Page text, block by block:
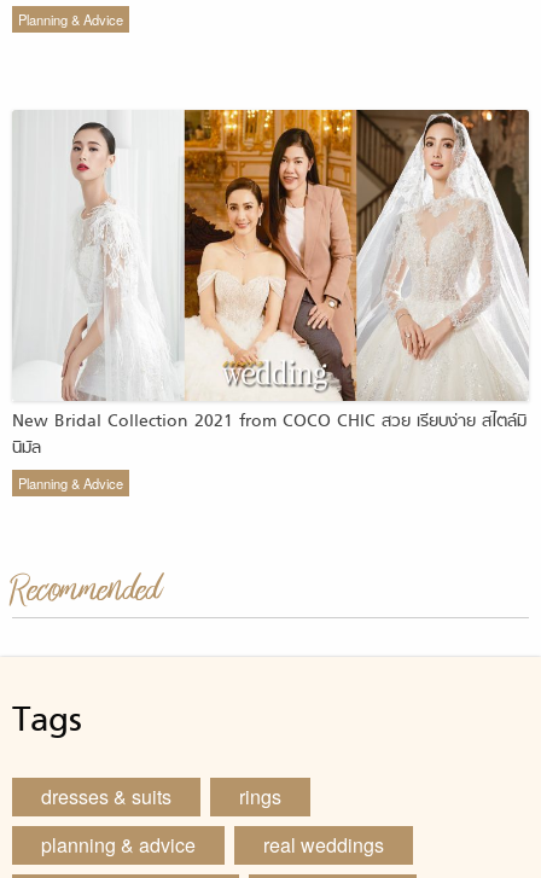
Planning & Advice
New Bridal Collection 2021 from COCO CHIC สวย เรียบง่าย สไตล์มิ
นิมัล
Planning & Advice
Recommended
Tags
dresses & suits
rings
planning & advice
real weddings